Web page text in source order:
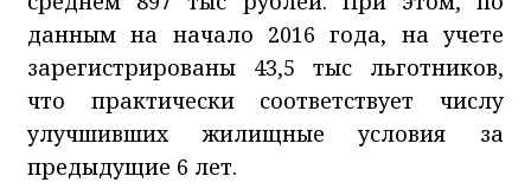
данным на начало 2016 года, на учете
зарегистрированы 43,5 тыс льготников,
что практически соответствует числу
улучшивших жилищные условия за
предыдущие 6 лет.